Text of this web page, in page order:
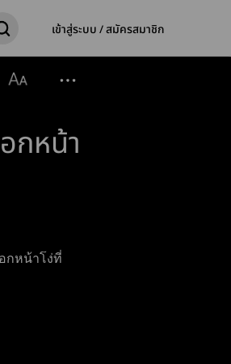
เข้าสู่ระบบ / สมัครสมาชิก
กหน้า
กหน้าโง่ที่